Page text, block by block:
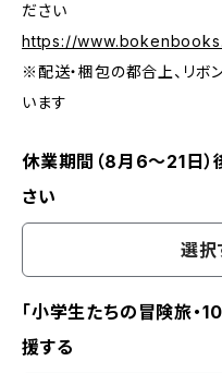
ださい
https://
※配送・梱包の都合上、リボ
います
休業期間（8月6〜21日
さい
選択
「小学生たちの冒険旅・
援する